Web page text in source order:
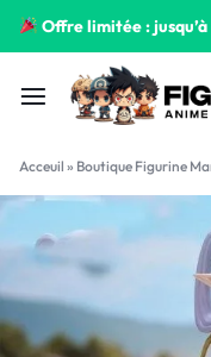
Offre limitée :
Acceuil » Boutique Figurine